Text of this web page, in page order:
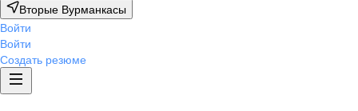
Вторые Вурманкасы
Войти
Войти
Создать резюме